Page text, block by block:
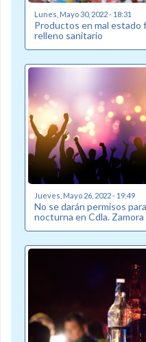
Lunes, Mayo 30, 2022 - 18:31
Productos en mal estado
relleno sanitario
Jueves, Mayo 26, 2022 - 19:49
No se darán permisos
nocturna en Cdla. Zamora